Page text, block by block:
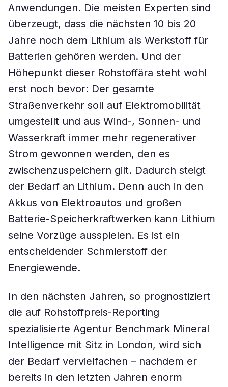
Anwendungen. Die meisten Experten sind
überzeugt, dass die nächsten 10 bis 20
Jahre noch dem Lithium als Werkstoff für
Batterien gehören werden. Und der
Höhepunkt dieser Rohstoffära steht wohl
erst noch bevor: Der gesamte
Straßenverkehr soll auf Elektromobilität
umgestellt und aus Wind-, Sonnen- und
Wasserkraft immer mehr regenerativer
Strom gewonnen werden, den es
zwischenzuspeichern gilt. Dadurch steigt
der Bedarf an Lithium. Denn auch in den
Akkus von Elektroautos und großen
Batterie-Speicherkraftwerken kann Lithium
seine Vorzüge ausspielen. Es ist ein
entscheidender Schmierstoff der
Energiewende.
In den nächsten Jahren, so prognostiziert
die auf Rohstoffpreis-Reporting
spezialisierte Agentur Benchmark Mineral
Intelligence mit Sitz in London, wird sich
der Bedarf vervielfachen – nachdem er
bereits in den letzten Jahren enorm